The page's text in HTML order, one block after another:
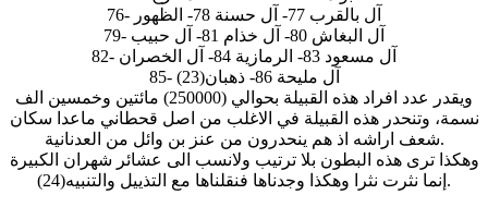
76- آل بالقرب 77- آل حسنة 78- الظهور
79- آل البغاش 80- آل خذام 81- آل حبيب
82- آل مسعود 83- الرمازية 84- آل الخصران
85- آل مليحة 86- ذهبان(23)
ويقدر عدد افراد هذه القبيلة بحوالي (250000) مائتين وخمسين الف
نسمة، وتنحدر هذه القبيلة في الاغلب من اصل قحطاني ماعدا سكان
شعف اراشه اذ هم ينحدرون من عنز بن وائل من العدنانية.
وهكذا ترى هذه البطون بلا ترتيب ولانسب الى عشائر شهران الكبيرة
إنما نثرت نثرا وهكذا وجدناها فنقلناها مع التذييل والتنبيه(24).